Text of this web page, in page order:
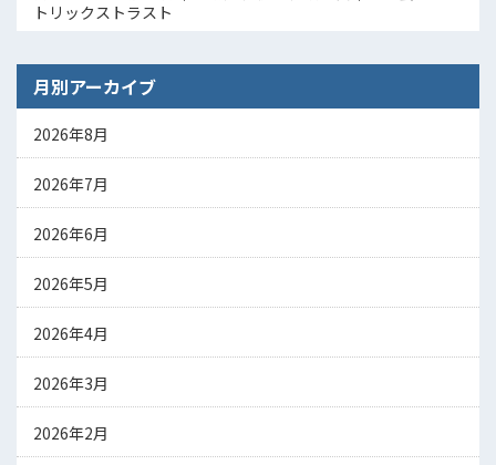
トリックストラスト
月別アーカイブ
2026年8月
2026年7月
2026年6月
2026年5月
2026年4月
2026年3月
2026年2月